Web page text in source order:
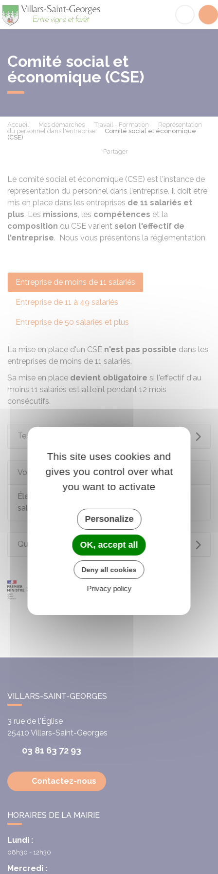
Comité social et
économique (CSE)
Accueil Mes démarches Travail - Formation
Représentation
du personnel dans l'entreprise
Comité social et économique
(CSE)
Partager
Le comité social et économique (CSE) est l'instance de
représentation du personnel dans l'entreprise. Il doit être
mis en place dans les entreprises de 11 salariés et
plus. Les missions, les compétences et la
composition du CSE varient selon l'effectif de
l'entreprise. Nous vous présentons la réglementation.
Entreprise de moins de 11 salariés
Entreprise de 11 à 49 salariés
Entreprise de 50 salariés et plus
La mise en place d'un CSE n'est pas possible dans les
entreprises de moins de 11 salariés.
Sa mise en place devient obligatoire si l'effectif d'au
moins 11 salariés est atteint pendant 12 mois
consécutifs.
Textes de référence
Voir aussi
Élections du CSE dans les entreprises de 11
salariés et plus
Questions ? Réponses !
VILLARS-SAINT-GEORGES
3 rue de l'Église
25410 Villars-Saint-Georges
03 81 63 72 93
Contactez-nous
HORAIRES DE LA MAIRIE
Lundi :
08h30 - 12h30
Mercredi :
This site uses cookies and
gives you control over what
you want to activate
Personalize
OK, accept all
Deny all cookies
Privacy policy